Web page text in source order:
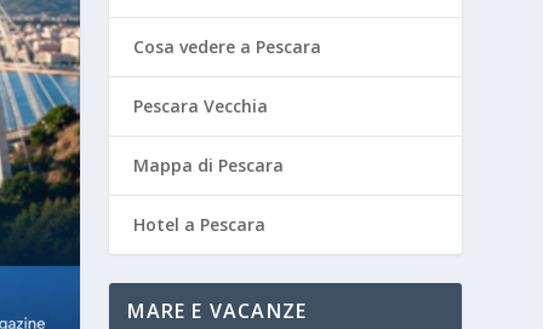
Cosa vedere a Pescara
Pescara Vecchia
Mappa di Pescara
Hotel a Pescara
MARE E VACANZE